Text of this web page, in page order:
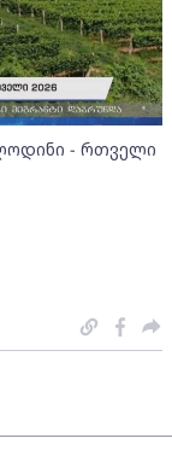
- რთველი